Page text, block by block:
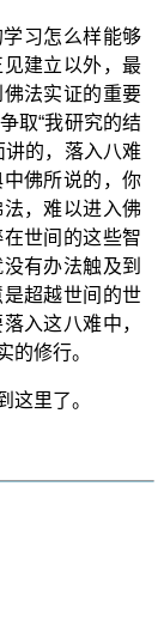
习怎么样能够
建立以外，最
法实证的重要
取“我研究的结
讲的，落入八难
佛所说的，你
，难以进入佛
世间的这些智
有办法触及到
超越世间的世
入这八难中，
的修行。
这里了。